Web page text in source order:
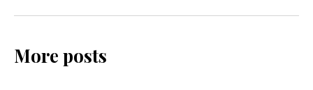
More posts